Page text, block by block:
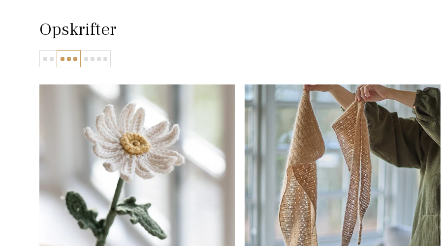
Opskrifter